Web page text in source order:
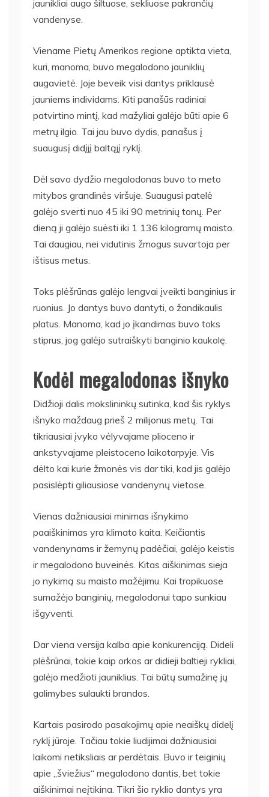
jaunikliai augo šiltuose, sekliuose pakrančių
vandenyse.
Viename Pietų Amerikos regione aptikta vieta,
kuri, manoma, buvo megalodono jauniklių
augavietė. Joje beveik visi dantys priklausė
jauniems individams. Kiti panašūs radiniai
patvirtino mintį, kad mažyliai galėjo būti apie 6
metrų ilgio. Tai jau buvo dydis, panašus į
suaugusį didįjį baltąjį ryklį.
Dėl savo dydžio megalodonas buvo to meto
mitybos grandinės viršuje. Suaugusi patelė
galėjo sverti nuo 45 iki 90 metrinių tonų. Per
dieną ji galėjo suėsti iki 1 136 kilogramų maisto.
Tai daugiau, nei vidutinis žmogus suvartoja per
ištisus metus.
Toks plėšrūnas galėjo lengvai įveikti banginius ir
ruonius. Jo dantys buvo dantyti, o žandikaulis
platus. Manoma, kad jo įkandimas buvo toks
stiprus, jog galėjo sutraiškyti banginio kaukolę.
Kodėl megalodonas išnyko
Didžioji dalis mokslininkų sutinka, kad šis ryklys
išnyko maždaug prieš 2 milijonus metų. Tai
tikriausiai įvyko vėlyvajame plioceno ir
ankstyvajame pleistoceno laikotarpyje. Vis
dėlto kai kurie žmonės vis dar tiki, kad jis galėjo
pasislėpti giliausiose vandenynų vietose.
Vienas dažniausiai minimas išnykimo
paaiškinimas yra klimato kaita. Keičiantis
vandenynams ir žemynų padėčiai, galėjo keistis
ir megalodono buveinės. Kitas aiškinimas sieja
jo nykimą su maisto mažėjimu. Kai tropikuose
sumažėjo banginių, megalodonui tapo sunkiau
išgyventi.
Dar viena versija kalba apie konkurenciją. Dideli
plėšrūnai, tokie kaip orkos ar didieji baltieji rykliai,
galėjo medžioti jauniklius. Tai būtų sumažinę jų
galimybes sulaukti brandos.
Kartais pasirodo pasakojimų apie neaiškų didelį
ryklį jūroje. Tačiau tokie liudijimai dažniausiai
laikomi netiksliais ar perdėtais. Buvo ir teiginių
apie „šviežius“ megalodono dantis, bet tokie
aiškinimai neįtikina. Tikri šio ryklio dantys yra